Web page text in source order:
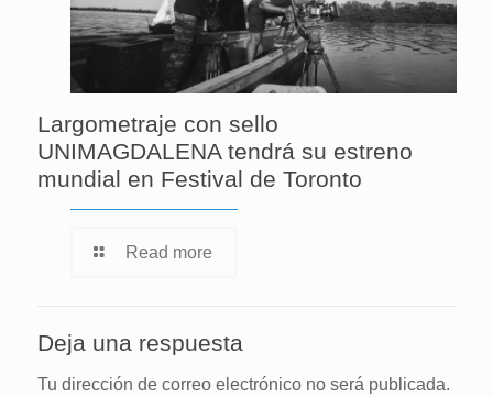
Largometraje con sello
UNIMAGDALENA tendrá su estreno
mundial en Festival de Toronto
Read more
Deja una respuesta
Tu dirección de correo electrónico no será publicada.